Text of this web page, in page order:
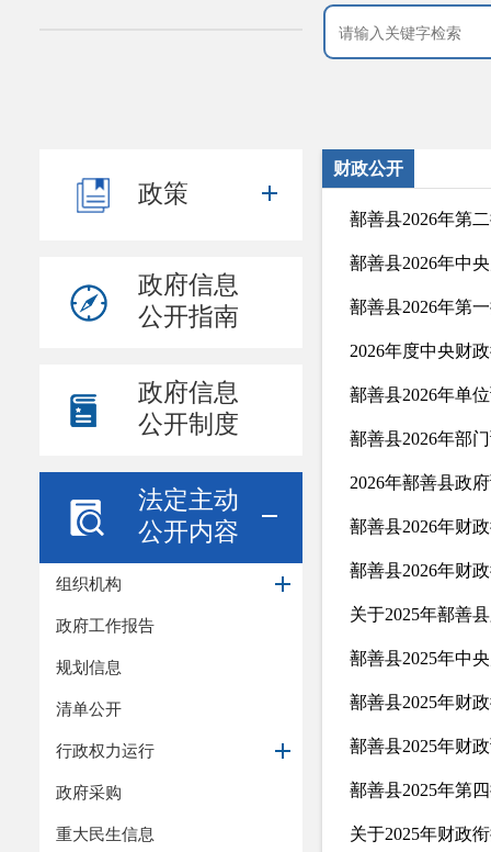
政策
政府信息
公开指南
政府信息
公开制度
法定主动
公开内容
组织机构
政府工作报告
规划信息
清单公开
行政权力运行
政府采购
重大民生信息
财政公开
鄯善县2026年第
鄯善县2026年中
鄯善县2026年第
2026年度中央财
鄯善县2026年单
鄯善县2026年部
2026年鄯善县政
鄯善县2026年财
鄯善县2026年财
关于2025年鄯善
鄯善县2025年财
鄯善县2025年第